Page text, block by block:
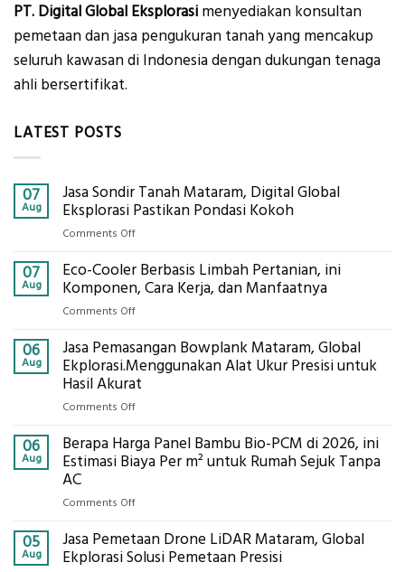
PT. Digital Global Eksplorasi menyediakan konsultan
pemetaan dan jasa pengukuran tanah yang mencakup
seluruh kawasan di Indonesia dengan dukungan tenaga
ahli bersertifikat.
LATEST POSTS
07
Aug
Jasa Sondir Tanah Mataram, Digital Global
Eksplorasi Pastikan Pondasi Kokoh
Comments Offon
Sondir
Tanah
Eksplorasi
Pastikan
Pondasi
Kokoh
07
Aug
Eco-Cooler Berbasis Limbah Pertanian, ini
Komponen, Cara Kerja, dan Manfaatnya
Comments Offon
Cooler
Berbasis
Limbah
Cara
Kerja,
Manfaatnya
06
Aug
Jasa Pemasangan Bowplank Mataram, Global
Ekplorasi.Menggunakan Alat Ukur Presisi untuk
Hasil Akurat
Comments Offon
Pemasangan
Bowplank
Ukur
Presisi
06
Aug
Berapa Harga Panel Bambu Bio-PCM di 2026, ini
Estimasi Biaya Per m² untuk Rumah Sejuk Tanpa
AC
Comments Offon
Harga
Panel
05
Aug
Jasa Pemetaan Drone LiDAR Mataram, Global
Ekplorasi Solusi Pemetaan Presisi